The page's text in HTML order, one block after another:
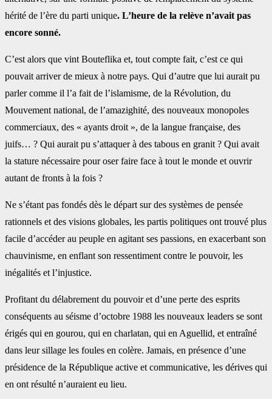
hérité de l’ère du parti unique. L’heure de la relève n’avait pas
encore sonné.
C’est alors que vint Bouteflika et, tout compte fait, c’est ce qui
pouvait arriver de mieux à notre pays. Qui d’autre que lui aurait pu
parler comme il l’a fait de l’islamisme, de la Révolution, du
Mouvement national, de l’amazighité, des nouveaux monopoles
commerciaux, des « ayants droit », de la langue française, des
juifs… ? Qui aurait pu s’attaquer à des tabous en granit ? Qui avait
la stature nécessaire pour oser faire face à tout le monde et ouvrir
autant de fronts à la fois ?
Ne s’étant pas fondés dès le départ sur des systèmes de pensée
rationnels et des visions globales, les partis politiques ont trouvé plus
facile d’accéder au peuple en agitant ses passions, en exacerbant son
chauvinisme, en enflant son ressentiment contre le pouvoir, les
inégalités et l’injustice.
Profitant du délabrement du pouvoir et d’une perte des esprits
conséquents au séisme d’octobre 1988 les nouveaux leaders se sont
érigés qui en gourou, qui en charlatan, qui en Aguellid, et entraîné
dans leur sillage les foules en colère. Jamais, en présence d’une
présidence de la République active et communicative, les dérives qui
en ont résulté n’auraient eu lieu.